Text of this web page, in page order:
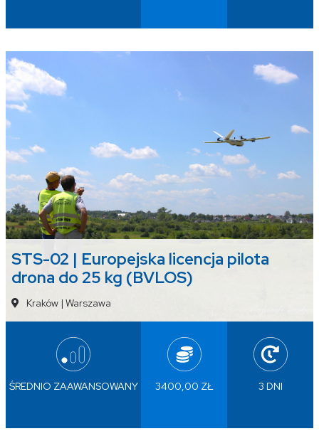
STS-02 | Europejska licencja pilota
drona do 25 kg (BVLOS)
Kraków | Warszawa
ŚREDNIO ZAAWANSOWANY 3400,00 ZŁ 3 DNI